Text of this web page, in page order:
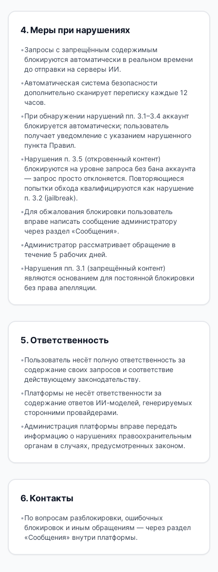
4. Меры при нарушениях
•Запросы с запрещённым содержимым
блокируются автоматически в реальном времени
до отправки на серверы ИИ.
•Автоматическая система безопасности
дополнительно сканирует переписку каждые 12
часов.
•При обнаружении нарушений пп. 3.1–3.4 аккаунт
блокируется автоматически; пользователь
получает уведомление с указанием нарушенного
пункта Правил.
•Нарушения п. 3.5 (откровенный контент)
блокируются на уровне запроса без бана аккаунта
— запрос просто отклоняется. Повторяющиеся
попытки обхода квалифицируются как нарушение
п. 3.2 (jailbreak).
•Для обжалования блокировки пользователь
вправе написать сообщение администратору
через раздел «Сообщения».
•Администратор рассматривает обращение в
течение 5 рабочих дней.
•Нарушения пп. 3.1 (запрещённый контент)
являются основанием для постоянной блокировки
без права апелляции.
5. Ответственность
•Пользователь несёт полную ответственность за
содержание своих запросов и соответствие
действующему законодательству.
•Платформы не несёт ответственности за
содержание ответов ИИ-моделей, генерируемых
сторонними провайдерами.
•Администрация платформы вправе передать
информацию о нарушениях правоохранительным
органам в случаях, предусмотренных законом.
6. Контакты
•По вопросам разблокировки, ошибочных
блокировок и иным обращениям — через раздел
«Сообщения» внутри платформы.